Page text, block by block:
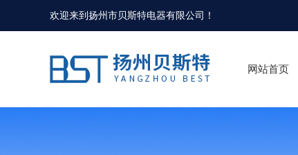
欢迎来到扬州市贝斯特电器有限公司 ！
网站首页